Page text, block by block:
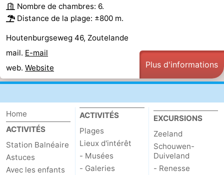
de
l'anneau
Pratiques
Forum
Route
-
Stationnement
Adresses
Médicales
Région
Zeeland
Schouwen-
Nombre de chambres: 6.
Distance de la plage: ±800 m.
Houtenburgseweg 46, Zoutelande
mail. E-mail
web. Website Plus d'informations
Home
ACTIVITÉS
Station Balnéaire
Astuces
Avec les enfants
ACTIVITÉS
Plages
Lieux d'intérêt
- Musées
- Galeries
EXCURSIONS
Zeeland
Schouwen-
Duiveland
- Renesse